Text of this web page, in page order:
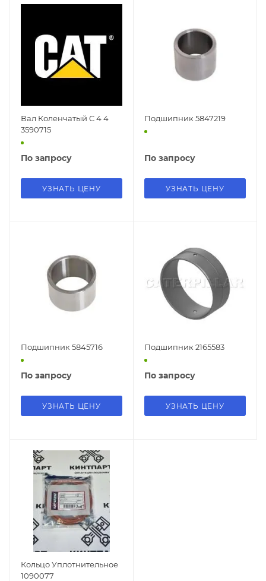
Вал Коленчатый C 4 4
3590715
По запросу
УЗНАТЬ ЦЕНУ
Подшипник 5847219
По запросу
УЗНАТЬ ЦЕНУ
Подшипник 5845716
По запросу
УЗНАТЬ ЦЕНУ
Подшипник 2165583
По запросу
УЗНАТЬ ЦЕНУ
Кольцо Уплотнительное
1090077